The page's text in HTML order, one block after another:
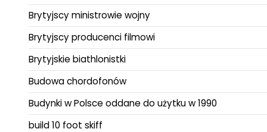
Brytyjscy ministrowie wojny
Brytyjscy producenci filmowi
Brytyjskie biathlonistki
Budowa chordofonów
Budynki w Polsce oddane do użytku w 1990
build 10 foot skiff